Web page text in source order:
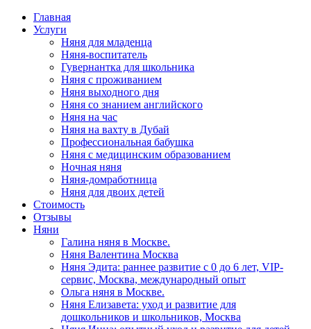
Главная
Услуги
Няня для младенца
Няня-воспитатель
Гувернантка для школьника
Няня с проживанием
Няня выходного дня
Няня со знанием английского
Няня на час
Няня на вахту в Дубай
Профессиональная бабушка
Няня с медицинским образованием
Ночная няня
Няня-домработница
Няня для двоих детей
Стоимость
Отзывы
Няни
Галина няня в Москве.
Няня Валентина Москва
Няня Эдита: раннее развитие с 0 до 6 лет, VIP-
сервис, Москва, международный опыт
Ольга няня в Москве.
Няня Елизавета: уход и развитие для
дошкольников и школьников, Москва